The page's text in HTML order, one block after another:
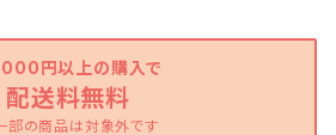
円以上の購入で
配送料無料
部の商品は対象外です